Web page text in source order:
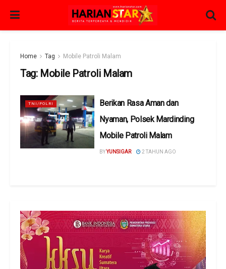
Home Tag Mobile Patroli Malam
Tag: Mobile Patroli Malam
TNI/POLRI
Berikan Rasa Aman dan
Nyaman, Polsek Mardinding
Mobile Patroli Malam
BYYUNSIGAR 2 TAHUN AGO